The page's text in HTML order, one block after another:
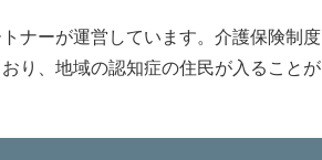
ナーが運営しています。介護保険制度
り、地域の認知症の住民が入ることが